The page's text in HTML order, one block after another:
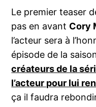
Le premier teaser
pas en avant Cory
l’acteur sera à
épisode de la
créateurs de la
l’acteur pour lui
ça il faudra